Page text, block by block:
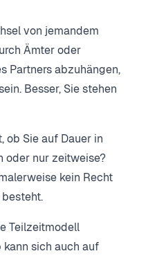
von jemandem
Ämter oder
Partners abzuhängen,
Besser, Sie stehen
ob Sie auf Dauer in
oder nur zeitweise?
kein Recht
Teilzeitmodell
sich auch auf